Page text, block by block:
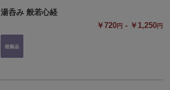
湯呑み 般若心経
￥720円 - ￥1,250円